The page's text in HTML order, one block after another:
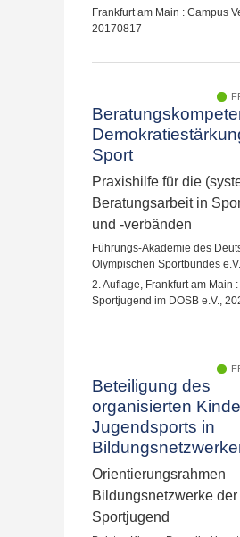
Frankfurt am Main : Campus
20170817
Sport
Praxishilfe für die
Beratungsarbeit in
und -verbänden
Führungs-Akademie des
Olympischen Sportbundes e.V.
2. Auflage, Frankfurt am Main
Sportjugend im DOSB e.V.,
Beteiligung des
organisierten
Jugendsports in
Orientierungsrahmen
Bildungsnetzwerke
Sportjugend